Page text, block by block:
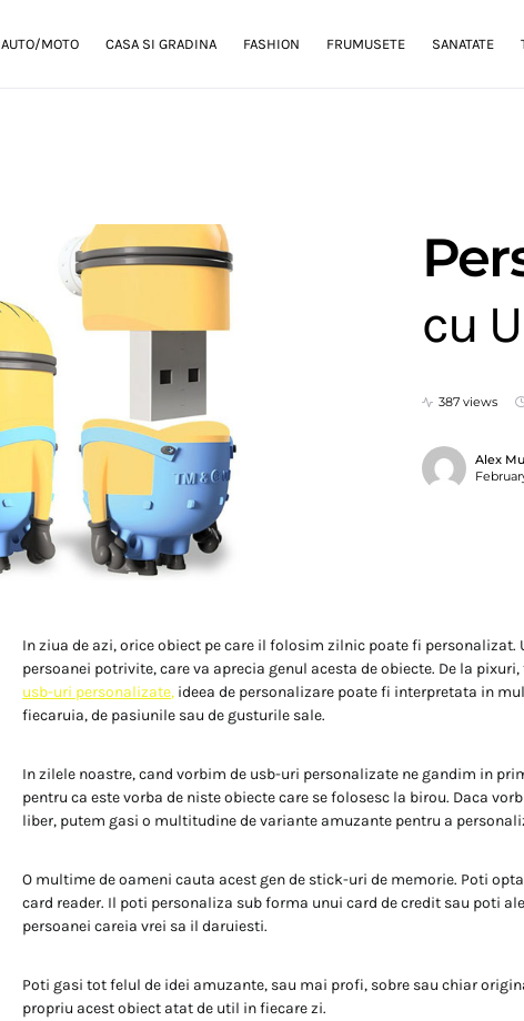
AUTO/MOTO CASA SI GRADINA FASHION FRUMUSETE SANATATE
cu
387 views
Alex
In ziua de azi, orice obiect pe care il folosim zilnic poate fi
persoanei potrivite, care va aprecia genul acesta de obiecte. De la
usb-uri personalizate, ideea de personalizare poate fi interpretata in
fiecaruia, de pasiunile sau de gusturile sale.
In zilele noastre, cand vorbim de usb-uri personalizate ne gandim in
pentru ca este vorba de niste obiecte care se folosesc la birou. Daca
liber, putem gasi o multitudine de variante amuzante pentru a
O multime de oameni cauta acest gen de stick-uri de memorie. Poti
card reader. Il poti personaliza sub forma unui card de credit sau poti
persoanei careia vrei sa il daruiesti.
Poti gasi tot felul de idei amuzante, sau mai profi, sobre sau chiar
propriu acest obiect atat de util in fiecare zi.